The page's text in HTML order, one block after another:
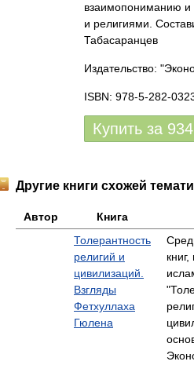
взаимопониманию и
и религиями.
Табасаранцев
Издательство:
ISBN: 978-5-282-
Купить за 934
Другие книги схожей
Автор Книга
Толерантность
религий и
цивилизаций.
Взгляды
Фетхуллаха
Гюлена